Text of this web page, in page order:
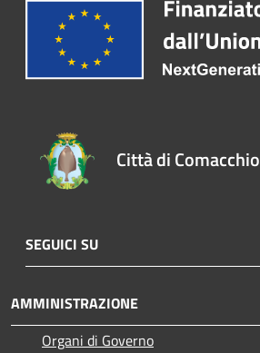
Città di Comacchio
SEGUICI SU
AMMINISTRAZIONE
Organi di Governo